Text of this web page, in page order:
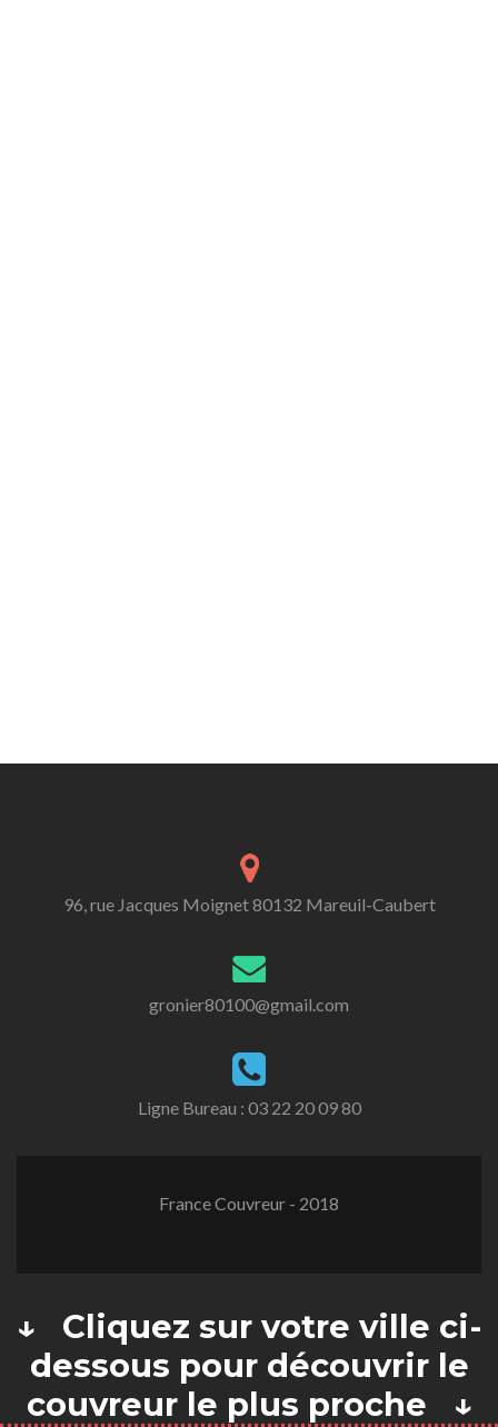
96, rue Jacques Moignet 80132 Mareuil-Caubert
gronier80100@gmail.com
Ligne Bureau : 03 22 20 09 80
France Couvreur - 2018
↓ Cliquez sur votre ville ci-
dessous pour découvrir le
couvreur le plus proche ↓